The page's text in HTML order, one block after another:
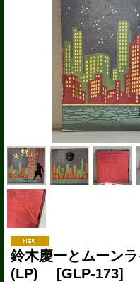
鈴木慶一とムーン
(LP) [GLP-173]